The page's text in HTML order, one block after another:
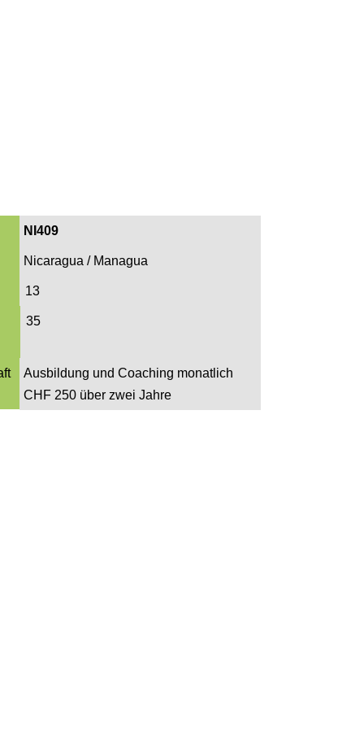
NI409
Nicaragua / Managua
13
35
Ausbildung und Coaching monatlich
CHF 250 über zwei Jahre